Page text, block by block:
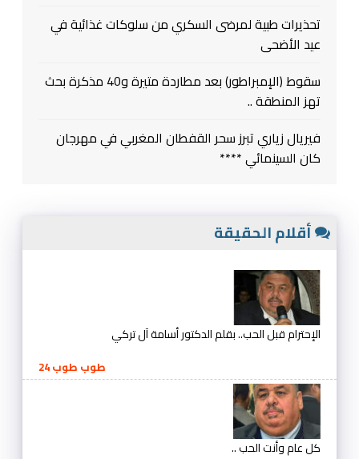
تحذيرات طبية لمرضى السكري من سلوكات غذائية في
عيد الأضحى
سقوط (الإمبراطور) بعد مطاردة متيرة و40 مذكرة بحث
تهز المنطقة ..
فيريال زياري تبرز سحر القفطان المغربي في مهرجان
كان السينمائي ****
أقلام الحقيقة
الإحترام قبل الحب.. بقلم الدكتور أسامة آل تركي
طوب طوب 24
كل عام وأنت الحب ..